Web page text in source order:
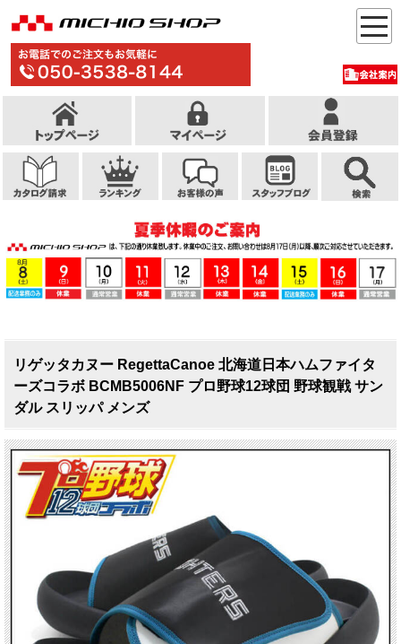
リゲッタカヌー RegettaCanoe 北海道日本ハムファイタ
ーズコラボ BCMB5006NF プロ野球12球団 野球観戦 サン
ダル スリッパ メンズ